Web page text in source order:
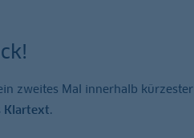
zweites Mal innerhalb kürzester
Klartext.